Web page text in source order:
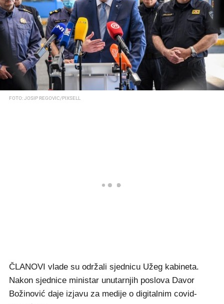
FOTO: JOSIP REGOVIC/PIXSELL
ČLANOVI vlade su održali sjednicu Užeg kabineta.
Nakon sjednice ministar unutarnjih poslova Davor
Božinović daje izjavu za medije o digitalnim covid-